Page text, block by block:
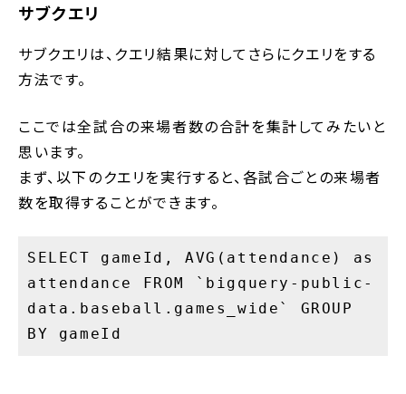
サブクエリ
サブクエリは、クエリ結果に対してさらにクエリをする
方法です。
ここでは全試合の来場者数の合計を集計してみたいと
思います。
まず、以下のクエリを実行すると、各試合ごとの来場者
数を取得することができます。
SELECT gameId, AVG(attendance) as
attendance FROM `bigquery-public-
data.baseball.games_wide` GROUP
BY gameId